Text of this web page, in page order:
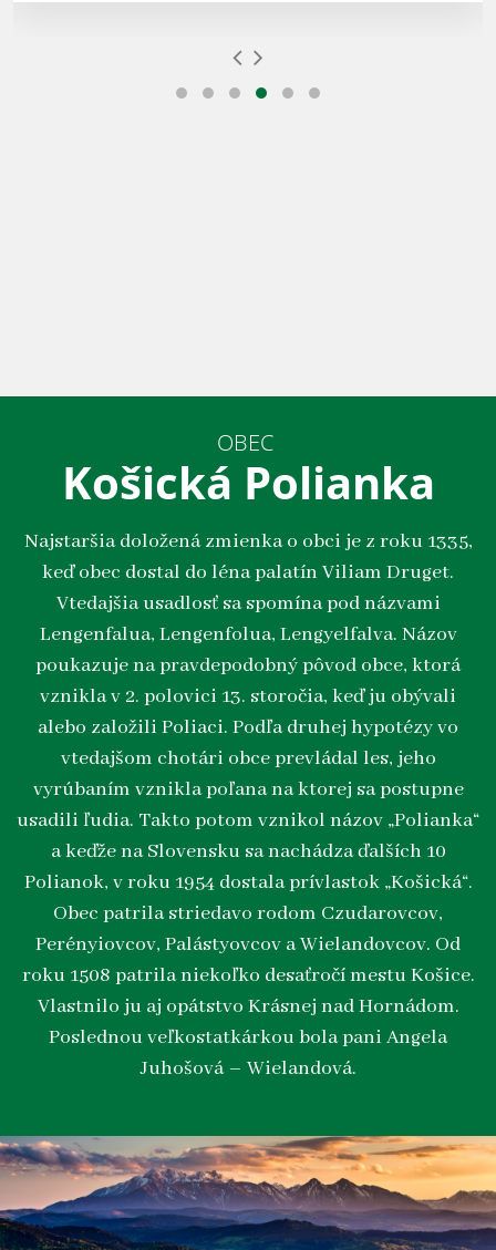
OBEC
Košická Polianka
Najstaršia doložená zmienka o obci je z roku 1335,
keď obec dostal do léna palatín Viliam Druget.
Vtedajšia usadlosť sa spomína pod názvami
Lengenfalua, Lengenfolua, Lengyelfalva. Názov
poukazuje na pravdepodobný pôvod obce, ktorá
vznikla v 2. polovici 13. storočia, keď ju obývali
alebo založili Poliaci. Podľa druhej hypotézy vo
vtedajšom chotári obce prevládal les, jeho
vyrúbaním vznikla poľana na ktorej sa postupne
usadili ľudia. Takto potom vznikol názov „Polianka“
a keďže na Slovensku sa nachádza ďalších 10
Polianok, v roku 1954 dostala prívlastok „Košická“.
Obec patrila striedavo rodom Czudarovcov,
Perényiovcov, Palástyovcov a Wielandovcov. Od
roku 1508 patrila niekoľko desaťročí mestu Košice.
Vlastnilo ju aj opátstvo Krásnej nad Hornádom.
Poslednou veľkostatkárkou bola pani Angela
Juhošová – Wielandová.